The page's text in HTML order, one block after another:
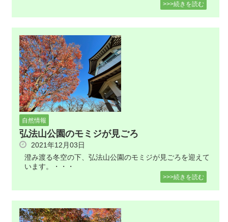
>>>続きを読む
自然情報
弘法山公園のモミジが見ごろ
2021年12月03日
澄み渡る冬空の下、弘法山公園のモミジが見ごろを迎えて
います。・・・
>>>続きを読む